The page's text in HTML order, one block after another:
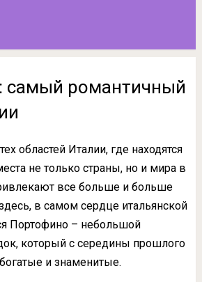
самый романтичный
областей Италии, где находятся
не только страны, но и мира в
все больше и больше
в самом сердце итальянской
Портофино – небольшой
который с середины прошлого
и знаменитые.